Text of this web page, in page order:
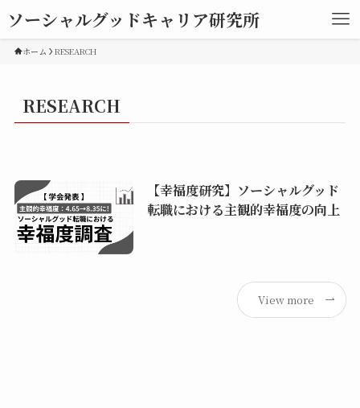
ソーシャルグッドキャリア研究所
ホーム RESEARCH
RESEARCH
【幸福度研究】ソーシャルグッド
転職における主観的幸福度の向上
View more